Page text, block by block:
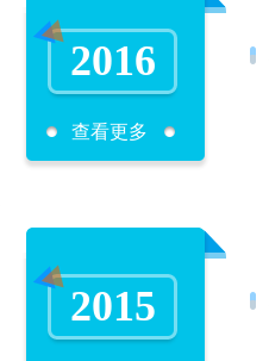
2016
查看更多
2015